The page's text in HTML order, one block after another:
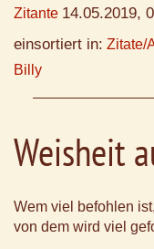
Zitante 14.05.2019,
einsortiert in: Zitate/
Billy
Weisheit
Wem viel befohlen ist,
von dem wird viel